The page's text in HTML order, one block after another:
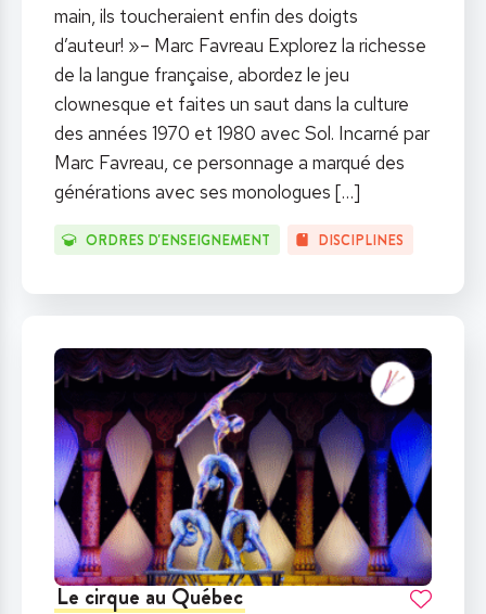
main, ils toucheraient enfin des doigts
d’auteur! »– Marc Favreau Explorez la richesse
de la langue française, abordez le jeu
clownesque et faites un saut dans la culture
des années 1970 et 1980 avec Sol. Incarné par
Marc Favreau, ce personnage a marqué des
générations avec ses monologues […]
ORDRES D'ENSEIGNEMENT DISCIPLINES
Le cirque au Québec